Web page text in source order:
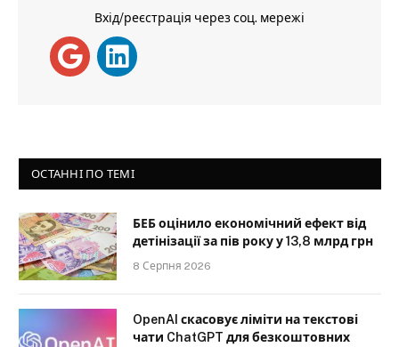
Вхід/реєстрація через соц. мережі
ОСТАННІ ПО ТЕМІ
БЕБ оцінило економічний ефект від
детінізації за пів року у 13,8 млрд грн
8 Серпня 2026
OpenAI скасовує ліміти на текстові
чати ChatGPT для безкоштовних